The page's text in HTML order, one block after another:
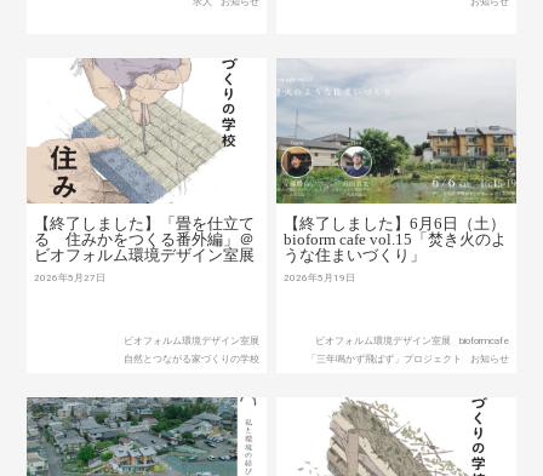
【終了しました】「畳を仕立て
る 住みかをつくる番外編」＠
ビオフォルム環境デザイン室展
2026年5月27日
ビオフォルム環境デザイン室展
自然とつながる家づくりの学校
【終了しました】6月6日（土）
bioform cafe vol.15「焚き火のよ
うな住まいづくり」
2026年5月19日
ビオフォルム環境デザイン室展
bioformcafe
「三年鳴かず飛ばず」プロジェクト
お知らせ